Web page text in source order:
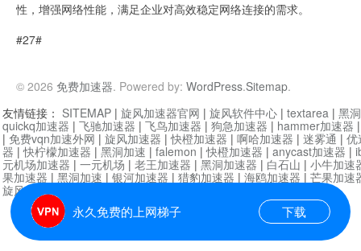
性，增强网络性能，满足企业对高效稳定网络连接的需求。
#27#
© 2026 免费加速器. Powered by: WordPress.Sitemap.
永久免费的上网梯子 下载
友情链接： SITEMAP | 旋风加速器官网 | 旋风软件中心 | textarea | 黑
quickq加速器 | 飞驰加速器 | 飞鸟加速器 | 狗急加速器 | hammer加速器
| 免费vqn加速外网 | 旋风加速器 |快橙加速器 | 啊哈加速器 | 迷雾通 | 优
器 |快柠檬加速器 | 黑洞加速 | falemon |快橙加速器 | anycast加速器 |
元机场加速器 | 一元机场 | 老王加速器 | 黑洞加速器 | 白石山 | 小牛加速
果加速器 | 黑洞加速 | 银河加速器 | 猎豹加速器 | 海鸥加速器 | 芒果加速
旋风加速器度器